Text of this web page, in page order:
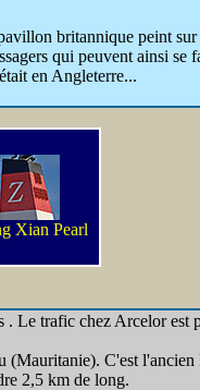
britannique peint sur
qui peuvent ainsi se
en Angleterre...
Xian Pearl
Le trafic chez Arcelor est
(Mauritanie). C'est l'ancien
2,5 km de long.